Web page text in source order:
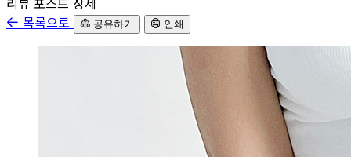
본문으로 바로가기
리뷰 포스트 상세
목록으로
공유하기 인쇄